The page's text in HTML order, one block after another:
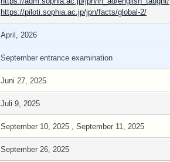
https://piloti.sophia.ac.jp/jpn/facts/global-2/
April, 2026
September entrance examination
Juni 27, 2025
Juli 9, 2025
September 10, 2025 , September 11, 2025
September 26, 2025